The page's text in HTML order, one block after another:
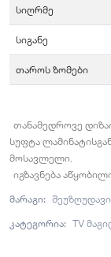
სიღრმე
სიგანე
თაროს ზომები
თანამედროვე
სუფტა
მოსავლელი.
იგზავნება
მარაგი: შეუზღუდავი
კატეგორია: TV